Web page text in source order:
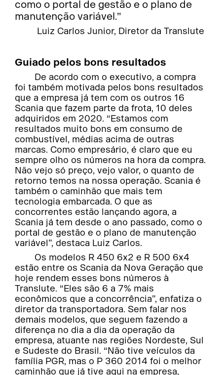
como o portal de gestão e o plano de
manutenção variável.”
Luiz Carlos Junior, Diretor da Translute
Guiado pelos bons resultados
De acordo com o executivo, a compra
foi também motivada pelos bons resultados
que a empresa já tem com os outros 16
Scania que fazem parte da frota, 10 deles
adquiridos em 2020. “Estamos com
resultados muito bons em consumo de
combustível, médias acima de outras
marcas. Como empresário, é claro que eu
sempre olho os números na hora da compra.
Não vejo só preço, vejo valor, o quanto de
retorno temos na nossa operação. Scania é
também o caminhão que mais tem
tecnologia embarcada. O que as
concorrentes estão lançando agora, a
Scania já tem desde o ano passado, como o
portal de gestão e o plano de manutenção
variável”, destaca Luiz Carlos.
Os modelos R 450 6x2 e R 500 6x4
estão entre os Scania da Nova Geração que
hoje rendem esses bons números à
Translute. “Eles são 6 a 7% mais
econômicos que a concorrência”, enfatiza o
diretor da transportadora. Sem falar nos
demais modelos, que seguem fazendo a
diferença no dia a dia da operação da
empresa, atuante nas regiões Nordeste, Sul
e Sudeste do Brasil. “Não tive veículos da
família PGR, mas o P 360 2014 foi o melhor
caminhão que já tive aqui na empresa,